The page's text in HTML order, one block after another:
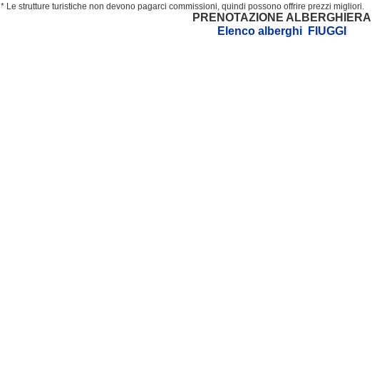
* Le strutture turistiche non devono pagarci commissioni, quindi possono offrire prezzi migliori.
PRENOTAZIONE ALBERGHIERA
Elenco alberghi FIUGGI